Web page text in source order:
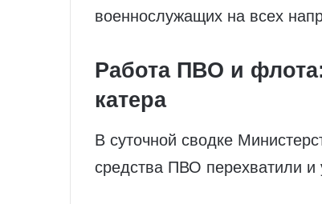
военнослужащих на всех
Работа ПВО и
катера
В суточной сводке
средства ПВО перехватили и